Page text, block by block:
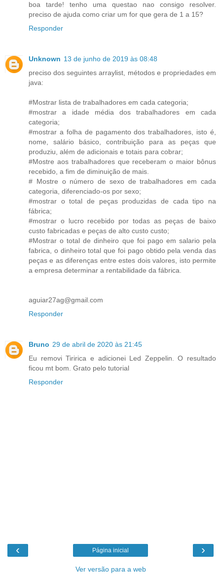
boa tarde! tenho uma questao nao consigo resolver.
preciso de ajuda como criar um for que gera de 1 a 15?
Responder
Unknown 13 de junho de 2019 às 08:48
preciso dos seguintes arraylist, métodos e propriedades em
java:
#Mostrar lista de trabalhadores em cada categoria;
#mostrar a idade média dos trabalhadores em cada
categoria;
#mostrar a folha de pagamento dos trabalhadores, isto é,
nome, salário básico, contribuição para as peças que
produziu, além de adicionais e totais para cobrar;
#Mostre aos trabalhadores que receberam o maior bônus
recebido, a fim de diminuição de mais.
# Mostre o número de sexo de trabalhadores em cada
categoria, diferenciado-os por sexo;
#mostrar o total de peças produzidas de cada tipo na
fábrica;
#mostrar o lucro recebido por todas as peças de baixo
custo fabricadas e peças de alto custo custo;
#Mostrar o total de dinheiro que foi pago em salario pela
fabrica, o dinheiro total que foi pago obtido pela venda das
peças e as diferenças entre estes dois valores, isto permite
a empresa determinar a rentabilidade da fábrica.
aguiar27ag@gmail.com
Responder
Bruno 29 de abril de 2020 às 21:45
Eu removi Tiririca e adicionei Led Zeppelin. O resultado
ficou mt bom. Grato pelo tutorial
Responder
‹ ›
Página inicial
Ver versão para a web